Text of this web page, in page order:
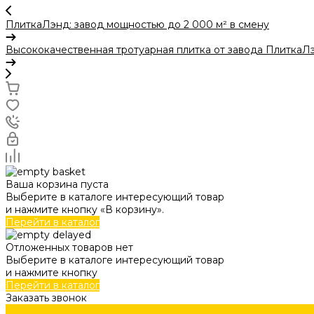
ПлиткаЛэнд: завод мощностью до 2 000 м² в смену
Высококачественная тротуарная плитка от завода
Ваша корзина пуста
Выберите в каталоге интересующий товар
и нажмите кнопку «В корзину».
Перейти в каталог
Отложенных товаров нет
Выберите в каталоге интересующий товар
и нажмите кнопку
Перейти в каталог
Заказать звонок